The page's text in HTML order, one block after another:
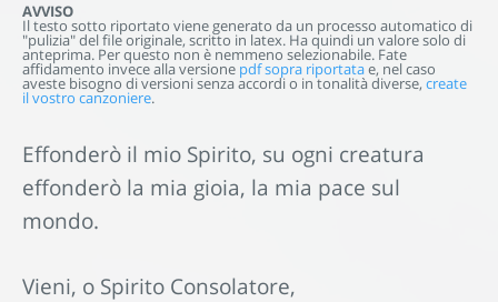
AVVISO
Il testo sotto riportato viene generato da un processo automatico di
"pulizia" del file originale, scritto in latex. Ha quindi un valore solo di
anteprima. Per questo non è nemmeno selezionabile. Fate
affidamento invece alla versione pdf sopra riportatae, nel caso
aveste bisogno di versioni senza accordi o in tonalità diverse, create
il vostro canzoniere.
Effonderò il mio Spirito, su ogni creatura
effonderò la mia gioia, la mia pace sul
mondo.
Vieni, o Spirito Consolatore,